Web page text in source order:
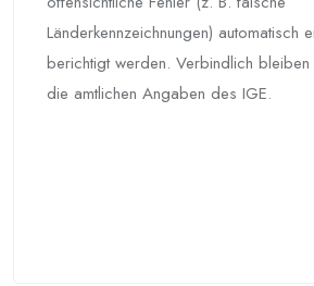
Länderkennzeichnungen) automatisch
berichtigt werden. Verbindlich bleiben
die amtlichen Angaben des IGE.